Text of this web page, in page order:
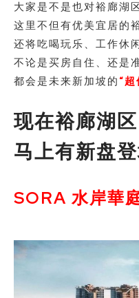
大家是不是也对裕廊湖
这里不但有优美宜居的
还将吃喝玩乐、工作休
不论是买房自住、还是
都会是未来新加坡的 “超
现在裕廊湖区
马上有新盘登
SORA 水岸華